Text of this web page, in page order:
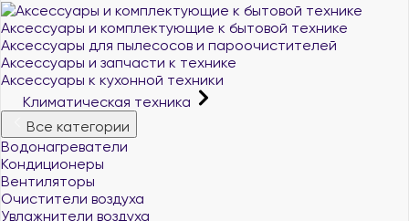
Аксессуары и комплектующие к бытовой технике
Аксессуары для пылесосов и пароочистителей
Аксессуары и запчасти к технике
Аксессуары к кухонной техники
Климатическая техника
Все категории
Водонагреватели
Кондиционеры
Вентиляторы
Очистители воздуха
Увлажнители воздуха